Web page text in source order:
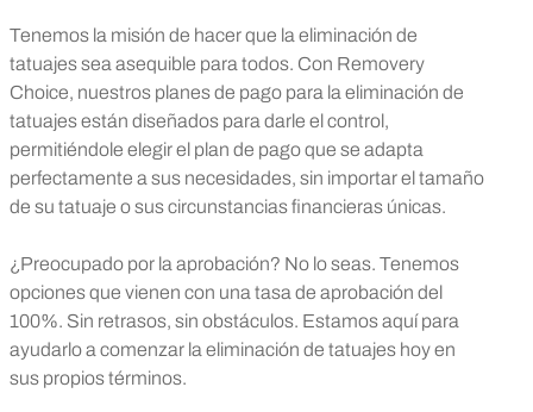
Tenemos la misión de hacer que la eliminación de
tatuajes sea asequible para todos. Con Removery
Choice, nuestros planes de pago para la eliminación de
tatuajes están diseñados para darle el control,
permitiéndole elegir el plan de pago que se adapta
perfectamente a sus necesidades, sin importar el tamaño
de su tatuaje o sus circunstancias financieras únicas.
¿Preocupado por la aprobación? No lo seas. Tenemos
opciones que vienen con una tasa de aprobación del
100%. Sin retrasos, sin obstáculos. Estamos aquí para
ayudarlo a comenzar la eliminación de tatuajes hoy en
sus propios términos.